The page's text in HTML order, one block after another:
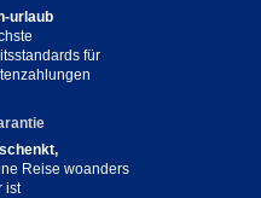
urlaub
für
Reise woanders
ist